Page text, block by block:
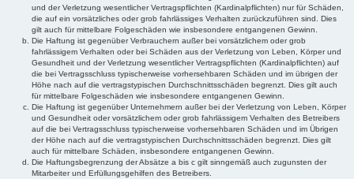
und der Verletzung wesentlicher Vertragspflichten (Kardinalpflichten) nur für Schäden,
die auf ein vorsätzliches oder grob fahrlässiges Verhalten zurückzuführen sind. Dies
gilt auch für mittelbare Folgeschäden wie insbesondere entgangenen Gewinn.
Die Haftung ist gegenüber Verbrauchern außer bei vorsätzlichem oder grob
fahrlässigem Verhalten oder bei Schäden aus der Verletzung von Leben, Körper und
Gesundheit und der Verletzung wesentlicher Vertragspflichten (Kardinalpflichten) auf
die bei Vertragsschluss typischerweise vorhersehbaren Schäden und im übrigen der
Höhe nach auf die vertragstypischen Durchschnittsschäden begrenzt. Dies gilt auch
für mittelbare Folgeschäden wie insbesondere entgangenen Gewinn.
Die Haftung ist gegenüber Unternehmern außer bei der Verletzung von Leben, Körper
und Gesundheit oder vorsätzlichem oder grob fahrlässigem Verhalten des Betreibers
auf die bei Vertragsschluss typischerweise vorhersehbaren Schäden und im Übrigen
der Höhe nach auf die vertragstypischen Durchschnittsschäden begrenzt. Dies gilt
auch für mittelbare Schäden, insbesondere entgangenen Gewinn.
Die Haftungsbegrenzung der Absätze a bis c gilt sinngemäß auch zugunsten der
Mitarbeiter und Erfüllungsgehilfen des Betreibers.